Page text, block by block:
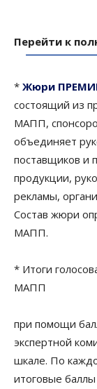
Перейти к
* Жюри
состоящий из
МАПП,
объединяет
поставщиков и
продукции,
рекламы,
Состав жюри
МАПП.
* Итоги
МАПП
при помощи
экспертной
шкале. По
итоговые